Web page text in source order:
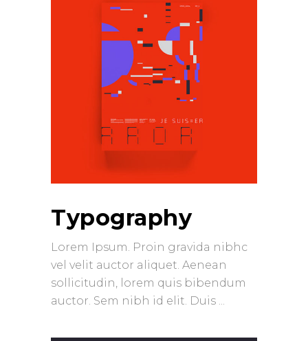
Typography
Lorem Ipsum. Proin gravida nibhc
vel velit auctor aliquet. Aenean
sollicitudin, lorem quis bibendum
auctor. Sem nibh id elit. Duis